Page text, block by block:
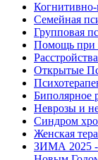
Когнитивно-
Семейная
Групповая
Помощь при
Открытые
Биполярное
Неврозы и
Синдром
Женская
ЗИМА 2025 -